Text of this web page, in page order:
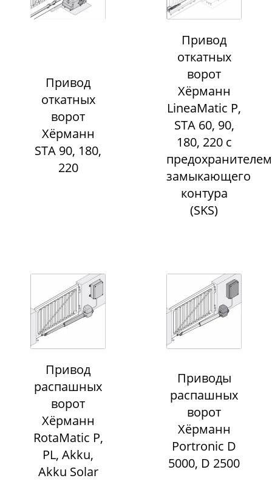
Привод
откатных
ворот
Хёрманн
STA 90, 180,
220
Привод
откатных
ворот
Хёрманн
LineaMatic P,
STA 60, 90,
180, 220 с
предохранителем
замыкающего
контура
(SKS)
Привод
распашных
ворот
Хёрманн
RotaMatic P,
PL, Akku,
Akku Solar
Приводы
распашных
ворот
Хёрманн
Portronic D
5000, D 2500